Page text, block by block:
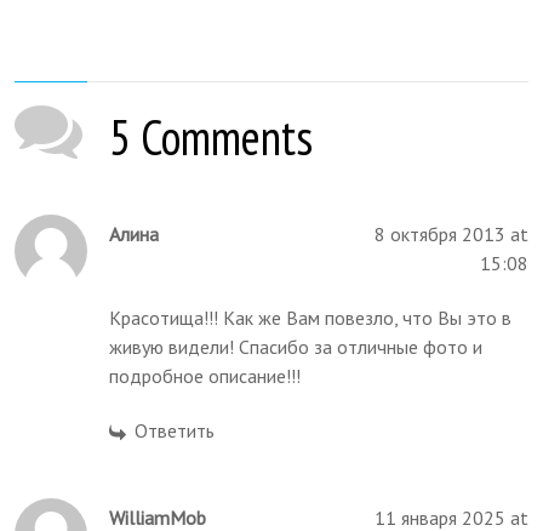
5 Comments
Алина
8 октября 2013 at
15:08
Красотища!!! Как же Вам повезло, что Вы это в
живую видели! Спасибо за отличные фото и
подробное описание!!!
Ответить
WilliamMob
11 января 2025 at